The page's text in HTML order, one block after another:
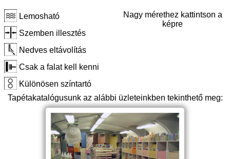
Lemosható
Szemben illesztés
Nedves eltávolítás
Csak a falat kell kenni
Különösen színtartó
Nagy mérethez kattintson a
képre
Tapétakatalógusunk az alábbi üzleteinkben tekinthető meg: